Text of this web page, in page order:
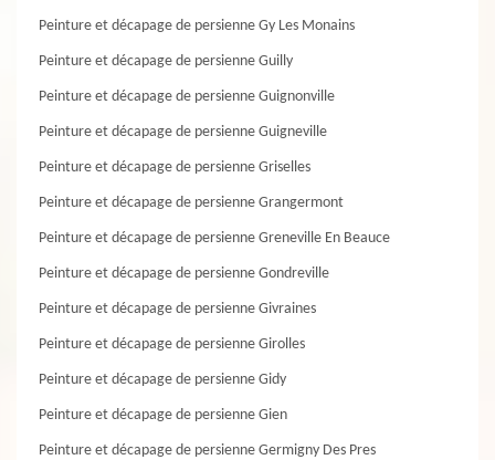
Peinture et décapage de persienne Gy Les Monains
Peinture et décapage de persienne Guilly
Peinture et décapage de persienne Guignonville
Peinture et décapage de persienne Guigneville
Peinture et décapage de persienne Griselles
Peinture et décapage de persienne Grangermont
Peinture et décapage de persienne Greneville En Beauce
Peinture et décapage de persienne Gondreville
Peinture et décapage de persienne Givraines
Peinture et décapage de persienne Girolles
Peinture et décapage de persienne Gidy
Peinture et décapage de persienne Gien
Peinture et décapage de persienne Germigny Des Pres